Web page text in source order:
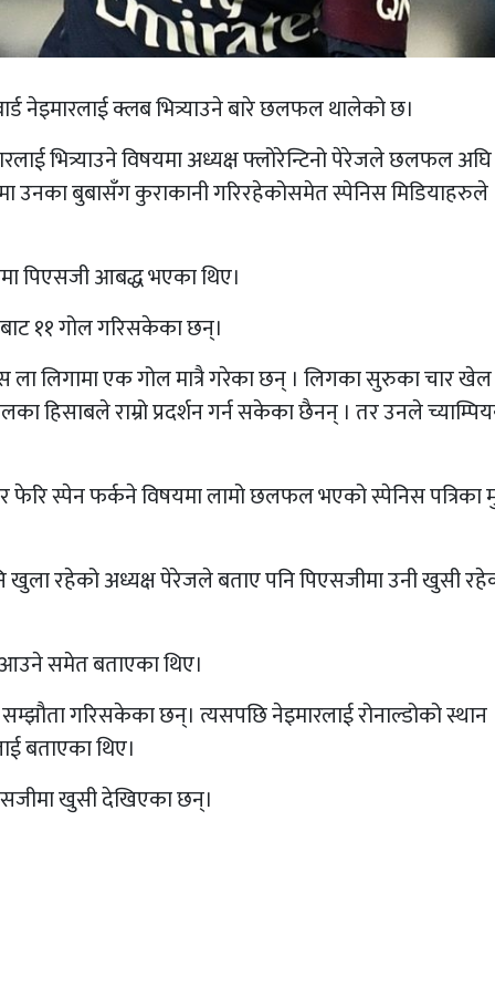
नेइमारलाई क्लब भित्र्याउने बारे छलफल थालेको छ।
भित्र्याउने विषयमा अध्यक्ष फ्लोरेन्टिनो पेरेजले छलफल अघि
उनका बुबासँग कुराकानी गरिरहेकोसमेत स्पेनिस मिडियाहरुले
पिएसजी आबद्ध भएका थिए।
११ गोल गरिसकेका छन्।
ला लिगामा एक गोल मात्रै गरेका छन् । लिगका सुरुका चार खेल
हिसाबले राम्रो प्रदर्शन गर्न सकेका छैनन् । तर उनले
फेरि स्पेन फर्कने विषयमा लामो छलफल भएको स्पेनिस पत्रिका
खुला रहेको अध्यक्ष पेरेजले बताए पनि पिएसजीमा उनी खुसी
समेत बताएका थिए।
गरिसकेका छन्। त्यसपछि नेइमारलाई रोनाल्डोको स्थान
बताएका थिए।
खुसी देखिएका छन्।